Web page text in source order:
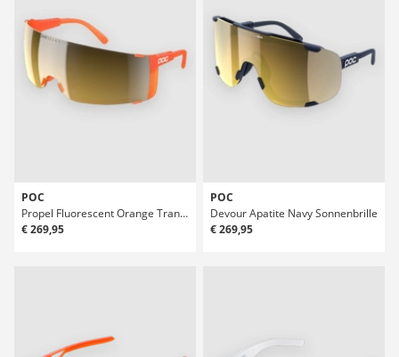
POC
Propel Fluorescent Orange Translucent Sonnenbrille
€ 269,95
POC
Devour Apatite Navy Sonnenbrille
€ 269,95